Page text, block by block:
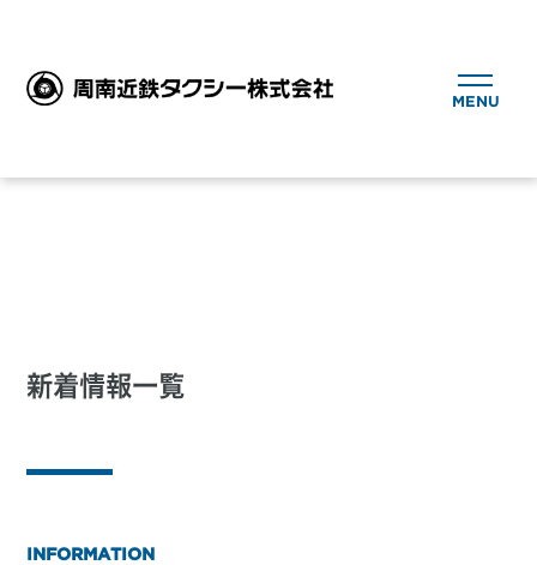
MENU
新着情報一覧
INFORMATION